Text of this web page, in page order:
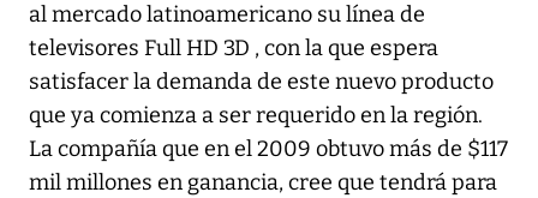
al mercado latinoamericano su línea de
televisores Full HD 3D , con la que espera
satisfacer la demanda de este nuevo producto
que ya comienza a ser requerido en la región.
La compañía que en el 2009 obtuvo más de $117
mil millones en ganancia, cree que tendrá para